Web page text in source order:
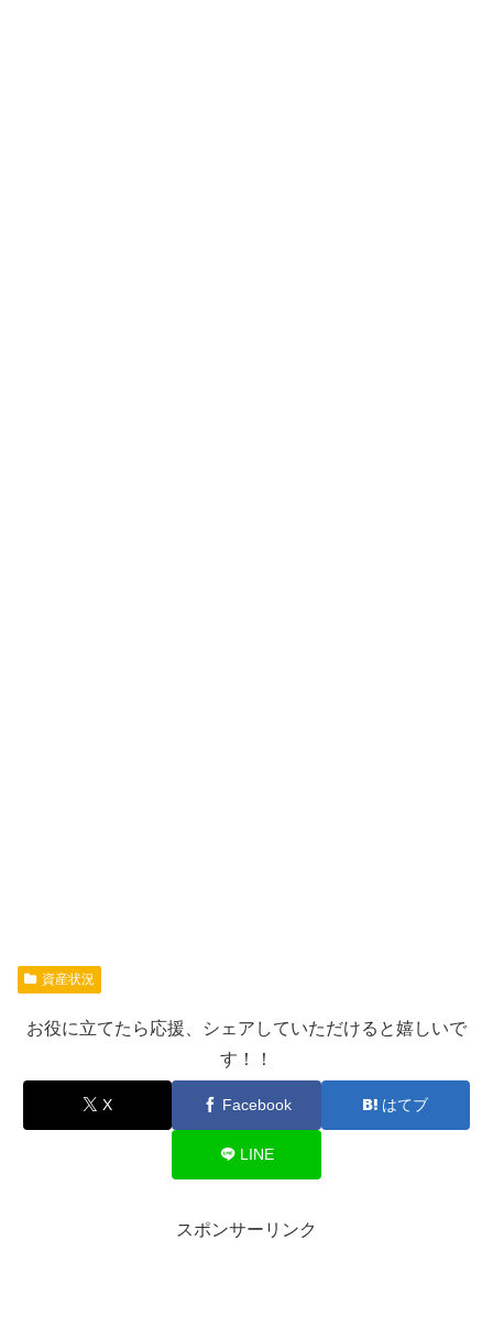
資産状況
お役に立てたら応援、シェアしていただけると嬉しいで
す！！
X Facebook はてブ
LINE
スポンサーリンク